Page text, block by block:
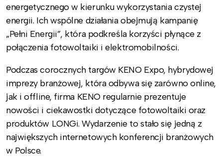
energetycznego w kierunku wykorzystania czystej
energii. Ich wspólne działania obejmują kampanię
„Pełni Energii”, która podkreśla korzyści płynące z
połączenia fotowoltaiki i elektromobilności.
Podczas corocznych targów KENO Expo, hybrydowej
imprezy branżowej, która odbywa się zarówno online,
jak i offline, firma KENO regularnie prezentuje
nowości i ciekawostki dotyczące fotowoltaiki oraz
produktów LONGi. Wydarzenie to stało się jedną z
największych internetowych konferencji branżowych
w Polsce.